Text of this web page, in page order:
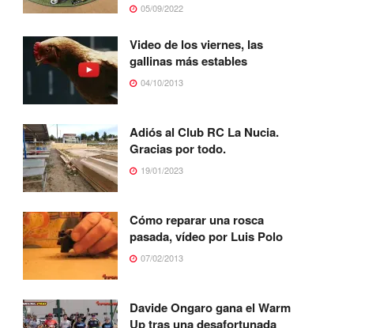
05/09/2022
Video de los viernes, las
gallinas más estables
04/10/2013
Adiós al Club RC La Nucia.
Gracias por todo.
19/01/2023
Cómo reparar una rosca
pasada, vídeo por Luis Polo
07/02/2013
Davide Ongaro gana el Warm
Up tras una desafortunada